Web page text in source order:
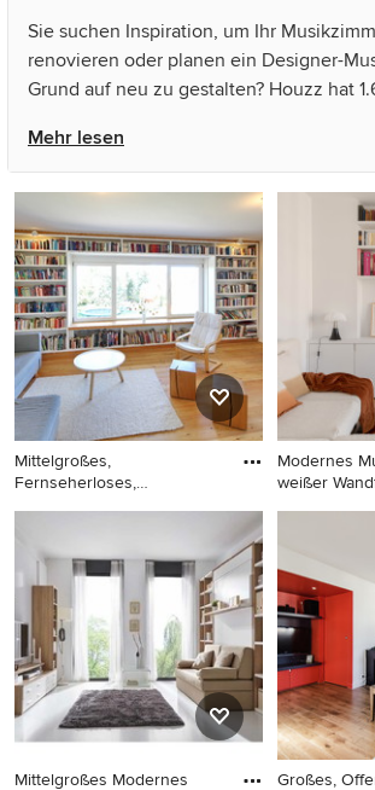
Holzboden in New York
und TV-
Sie suchen Inspiration, um Ihr
renovieren oder planen ein Designer-
Grund auf neu zu gestalten? Houzz hat
Landes, unter anderem von Muebles
田ユウコ写真事務所. Sehen Sie sich
verschiedenen Farben und Stilen an –
Musikzimmer -Design entdeckt haben,
speichern Sie das Foto in einem
kontaktieren Sie den Experten, dessen
sich auch für Ihr Zuhause vorstellen
Sie in unserer Fotogalerie schöne
und finden Sie heraus, warum Houzz
bietet, wenn es um die Renovierung
von Haus und Wohnung geht.
Mehr lesen
Mittelgroßes,
Fernseherloses,
Mittelgroßes,
Abgetrenntes Modernes
Musikzimmer ohne Kamin
mit weißer Wandfarbe und
hellem Holzboden in Köln
Modernes
weißer
Modernes
weißer
Holzboden
Boden in
Mittelgroßes Modernes
Großes,